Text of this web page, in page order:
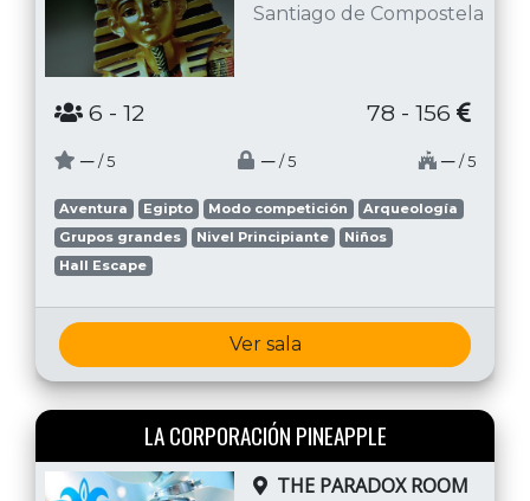
Santiago de Compostela
6 - 12 78 - 156
─ / 5 ─ / 5 ─ / 5
Aventura Egipto Modo competición
Arqueología
Grupos grandes
Nivel Principiante
Niños
Hall Escape
Ver sala
LA CORPORACIÓN PINEAPPLE
THE PARADOX ROOM